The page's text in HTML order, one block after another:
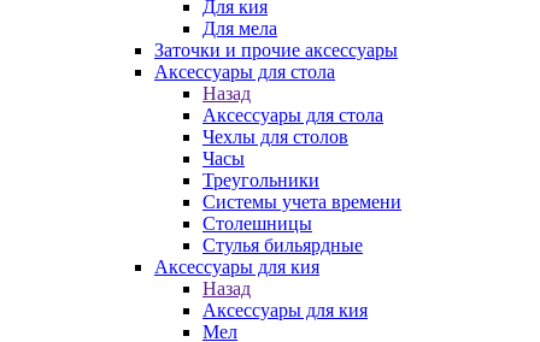
Для кия
Для мела
Заточки и прочие аксессуары
Аксессуары для стола
Назад
Аксессуары для стола
Чехлы для столов
Часы
Треугольники
Системы учета времени
Столешницы
Стулья бильярдные
Аксессуары для кия
Назад
Аксессуары для кия
Мел